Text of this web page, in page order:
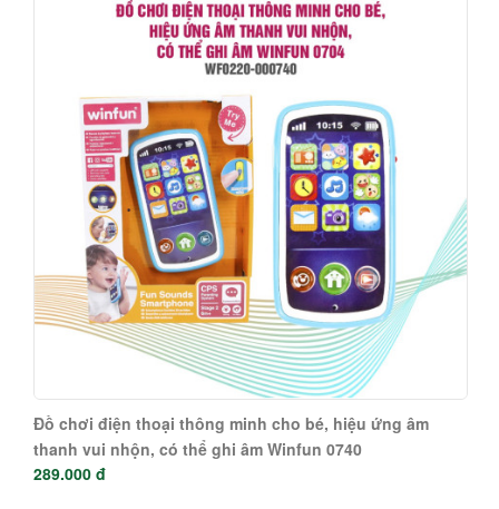
Đồ chơi điện thoại thông minh cho bé, hiệu ứng âm
thanh vui nhộn, có thể ghi âm Winfun 0740
289.000 đ